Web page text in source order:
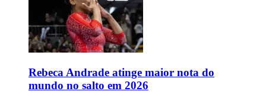
Rebeca Andrade atinge maior nota do
mundo no salto em 2026